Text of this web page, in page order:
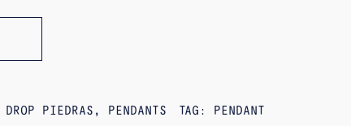
DROP PIEDRAS , PENDANTS TAG: PENDANT